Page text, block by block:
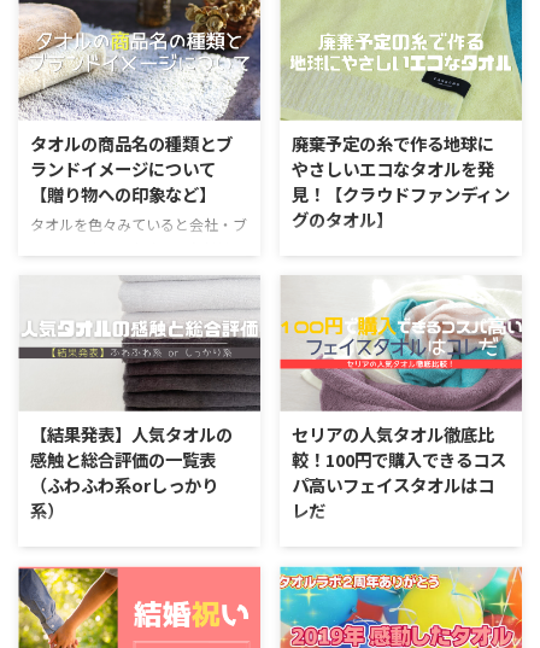
タオルの商品名の種類とブ
ランドイメージについて
【贈り物への印象など】
タオルを色々みていると会社・ブ
色々特徴があると感じます。 今
回はタオルの商品名に、フォーカ
スしてみます。 名づけ方の特徴
と、プレゼントした時に気付く人
が受け取る印象について解説して
いきます。 タオルの商品名の名
付け方とプレゼントの印象 単に
今治タオルとか泉州タオルのよう
な、産地ごとに決められている総
合的なブランドもプレゼントには
大切でしょう。 ただ、商品名に
のタオルへの気持ちやコンセプト
が入っているもの。 今回はタオ
ルにつけられた商品名の種類、そ
...
廃棄予定の糸で作る地球に
やさしいエコなタオルを発
見！【クラウドファンディン
グのタオル】
という、本当にエコなタオルを紹
介します。 タオルの原料に起こ
るロス糸についての現実 最近知
ったタオル製造のお話。聞いてみ
ると確かにという原料を作る時の
ロスについてです。 タオルの原
料というと、これは糸であるとい
うのはみなさんご存知かと思いま
す。 糸を作る会社では、それを
織って布にするメーカーさんに輸
送するのですが、まれにアクシデ
るそうなのです。 画像：
Makuake 納品前のNG品というこ
とで、このタイプの糸切れしたボ
ビン糸は、糸屋さんが処分しな ...
【結果発表】人気タオルの
感触と総合評価の一覧表
（ふわふわ系orしっかり
系）
たい方に 知りたい人気タオルの
特徴を知ることができる一覧表で
す。 自分が好きなタオルはふわ
ふわ系なのか、しっかり系なのか
セリアの人気タオル徹底比
較！100円で購入できるコス
パ高いフェイスタオルはコ
レだ
が100円ショップセリア「Seria」
で購入できるタオル評価していき
ます。 高級タオルと同様にさわ
り心地や吸水性などの観点から評